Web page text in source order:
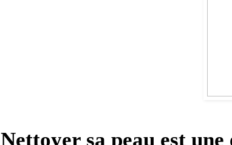
Nettoyer sa peau est